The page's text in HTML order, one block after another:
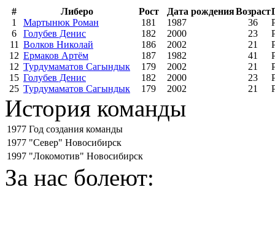
#
Либеро Рост Дата рожденияВозраст
1
Мартынюк Роман 181 1987 36
6
Голубев Денис 182 2000 23
11 Волков Николай 186 2002 21
12 Ермаков Артём 187 1982 41
12 Турдумаматов Сагындык 179 2002 21
15 Голубев Денис 182 2000 23
25 Турдумаматов Сагындык 179 2002 21
История команды
1977 Год создания команды
1977 "Север" Новосибирск
1997 "Локомотив" Новосибирск
За нас болеют: